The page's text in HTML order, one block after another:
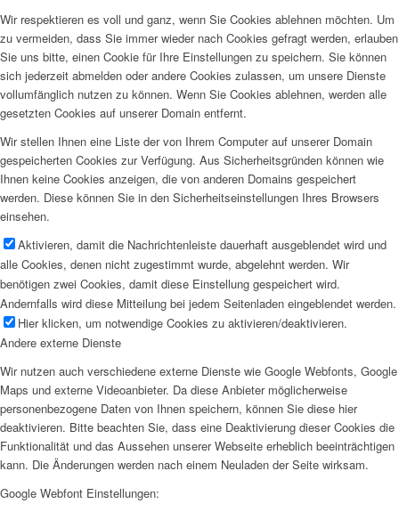
Wir respektieren es voll und ganz, wenn Sie Cookies ablehnen möchten. Um
zu vermeiden, dass Sie immer wieder nach Cookies gefragt werden, erlauben
Sie uns bitte, einen Cookie für Ihre Einstellungen zu speichern. Sie können
sich jederzeit abmelden oder andere Cookies zulassen, um unsere Dienste
vollumfänglich nutzen zu können. Wenn Sie Cookies ablehnen, werden alle
gesetzten Cookies auf unserer Domain entfernt.
Wir stellen Ihnen eine Liste der von Ihrem Computer auf unserer Domain
gespeicherten Cookies zur Verfügung. Aus Sicherheitsgründen können wie
Ihnen keine Cookies anzeigen, die von anderen Domains gespeichert
werden. Diese können Sie in den Sicherheitseinstellungen Ihres Browsers
einsehen.
Aktivieren, damit die Nachrichtenleiste dauerhaft ausgeblendet wird und
alle Cookies, denen nicht zugestimmt wurde, abgelehnt werden. Wir
benötigen zwei Cookies, damit diese Einstellung gespeichert wird.
Andernfalls wird diese Mitteilung bei jedem Seitenladen eingeblendet werden.
Hier klicken, um notwendige Cookies zu aktivieren/deaktivieren.
Andere externe Dienste
Wir nutzen auch verschiedene externe Dienste wie Google Webfonts, Google
Maps und externe Videoanbieter. Da diese Anbieter möglicherweise
personenbezogene Daten von Ihnen speichern, können Sie diese hier
deaktivieren. Bitte beachten Sie, dass eine Deaktivierung dieser Cookies die
Funktionalität und das Aussehen unserer Webseite erheblich beeinträchtigen
kann. Die Änderungen werden nach einem Neuladen der Seite wirksam.
Google Webfont Einstellungen: